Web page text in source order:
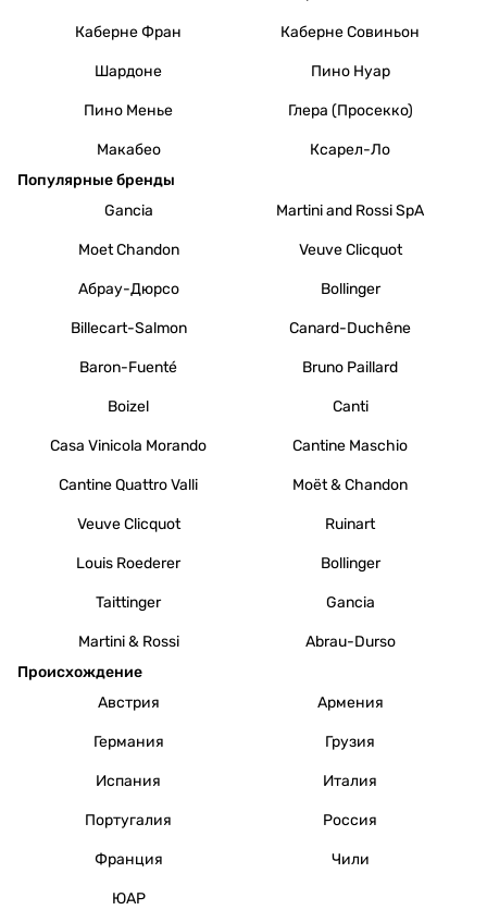
Каберне Фран Каберне Совиньон
Шардоне Пино Нуар
Пино Менье Глера (Просекко)
Макабео
Ксарел-Ло
Популярные бренды
Gancia
Martini and Rossi SpA
Moet Chandon Veuve Clicquot
Абрау-Дюрсо Bollinger
Billecart-Salmon Canard-Duchêne
Baron-Fuenté Bruno Paillard
Boizel Canti
Casa Vinicola Morando Cantine Maschio
Cantine Quattro Valli Moët & Chandon
Veuve Clicquot Ruinart
Louis Roederer Bollinger
Taittinger Gancia
Martini & Rossi
Abrau-Durso
Происхождение
Австрия
Армения
Германия Грузия
Испания Италия
Португалия Россия
Франция Чили
ЮАР